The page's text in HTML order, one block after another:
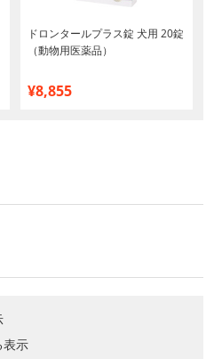
ドロンタールプラス錠 犬用 20錠
（動物用医薬品）
¥8,855
表示